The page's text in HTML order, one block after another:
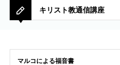
キリスト教通信講座
マルコによる福音書